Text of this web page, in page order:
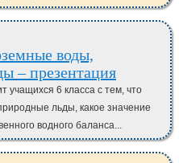
– презентация
учащихся 6 класса с тем, что
льды, какое значение
водного баланса...